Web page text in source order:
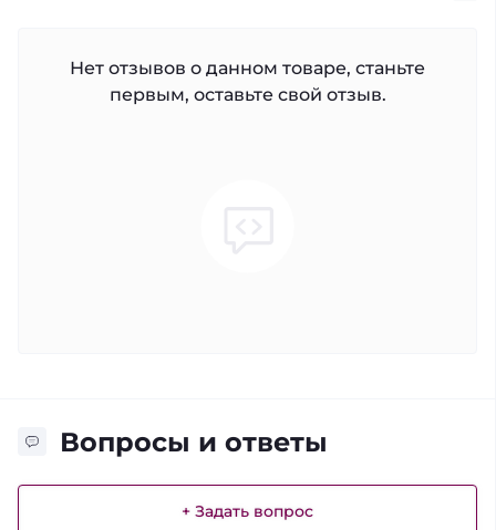
Нет отзывов о данном товаре, станьте
первым, оставьте свой отзыв.
Вопросы и ответы
+ Задать вопрос